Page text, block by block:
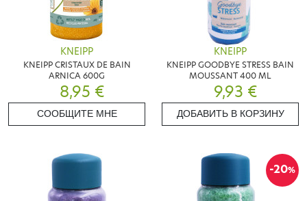
KNEIPP
KNEIPP CRISTAUX DE BAIN
ARNICA 600G
8,95 €
СООБЩИТЕ МНЕ
KNEIPP
KNEIPP GOODBYE STRESS BAIN
MOUSSANT 400 ML
9,93 €
ДОБАВИТЬ В КОРЗИНУ
-20%